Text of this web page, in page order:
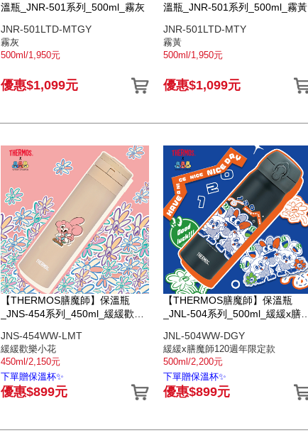
溫瓶_JNR-501系列_500ml_霧灰
JNR-501LTD-MTGY
霧灰
500ml/1,950元
優惠$1,099元
溫瓶_JNR-501系列_500ml_霧黃
JNR-501LTD-MTY
霧黃
500ml/1,950元
優惠$1,099元
【THERMOS膳魔師】保溫瓶
_JNS-454系列_450ml_緩緩歡樂
JNS-454WW-LMT
緩緩歡樂小花
450ml/2,150元
下單贈保溫杯✨
優惠$899元
【THERMOS膳魔師】保溫瓶
_JNL-504系列_500ml_緩緩x膳魔
JNL-504WW-DGY
緩緩x膳魔師120週年限定款
500ml/2,200元
下單贈保溫杯✨
優惠$899元